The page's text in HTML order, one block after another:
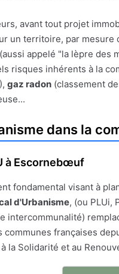
avant tout projet
un territoire, par mesure
appelé "la lèpre des
risques inhérents à la
gaz radon (classement
dans la
à Escornebœuf
fondamental visant à
d'Urbanisme, (ou PLUi,
intercommunalité)
communes françaises
la Solidarité et au